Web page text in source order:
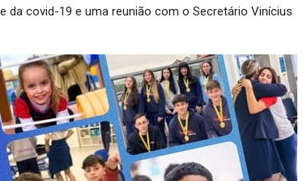
da covid-19 e uma reunião com o Secretário Vinícius